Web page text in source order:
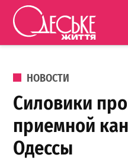
Перейти к содержанию
ОПУБЛИКОВАНО В
НОВОСТИ
Силовики
приемной
Одессы